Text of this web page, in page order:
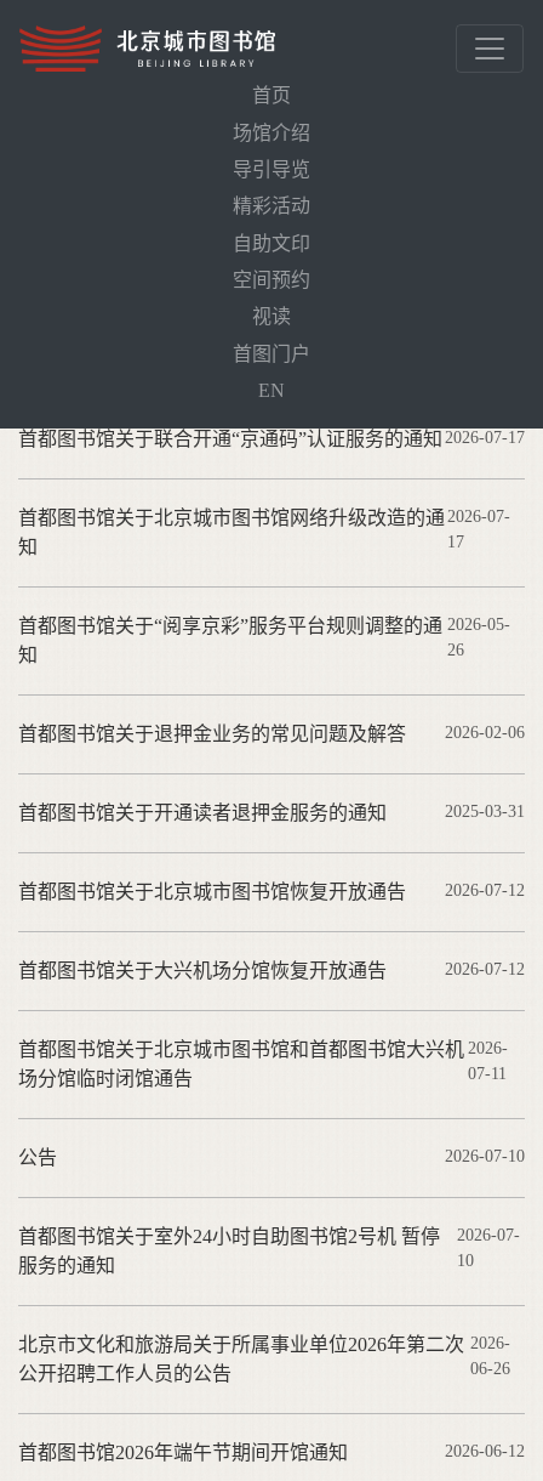
首页
场馆介绍
导引导览
精彩活动
自助文印
空间预约
视读
首图门户
EN
北京市文化和旅游局关于所属事业单位2026年公开招
聘工作人员笔试、资格复审和面试公告
首都图书馆关于联合开通“京通码”认证服务的通知 2026-07-17
首都图书馆关于北京城市图书馆网络升级改造的通
知
2026-07-
17
首都图书馆关于“阅享京彩”服务平台规则调整的通
知
2026-05-
26
首都图书馆关于退押金业务的常见问题及解答 2026-02-06
首都图书馆关于开通读者退押金服务的通知 2025-03-31
首都图书馆关于北京城市图书馆恢复开放通告 2026-07-12
首都图书馆关于大兴机场分馆恢复开放通告 2026-07-12
首都图书馆关于北京城市图书馆和首都图书馆大兴机
场分馆临时闭馆通告
2026-
07-11
公告 2026-07-10
首都图书馆关于室外24小时自助图书馆2号机 暂停
服务的通知
2026-07-
10
北京市文化和旅游局关于所属事业单位2026年第二次
公开招聘工作人员的公告
2026-
06-26
首都图书馆2026年端午节期间开馆通知 2026-06-12